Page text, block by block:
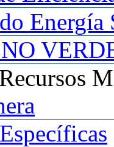
Energía
Específicas